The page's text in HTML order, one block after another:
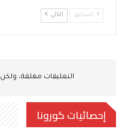
السابق التالي
التعليقات مغلقة، ولكن
إحصائيات كورونا